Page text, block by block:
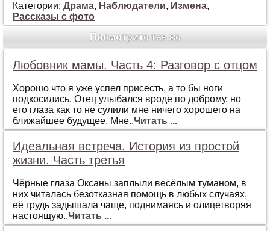
Категории: Драма, Наблюдатели, Измена,
Рассказы с фото
Посмотрите так же
Любовник мамы. Часть 4: Разговор с отцом
Хорошо что я уже успел присесть, а то бы ноги
подкосились. Отец улыбался вроде по доброму, но
его глаза как то не сулили мне ничего хорошего на
ближайшее будущее. Мне..Читать ...
Идеальная встреча. История из простой
жизни. Часть третья
Чёрные глаза Оксаны заплыли весёлым туманом, в
них читалась безотказная помощь в любых случаях,
её грудь задышала чаще, поднимаясь и олицетворяя
настоящую..Читать ...